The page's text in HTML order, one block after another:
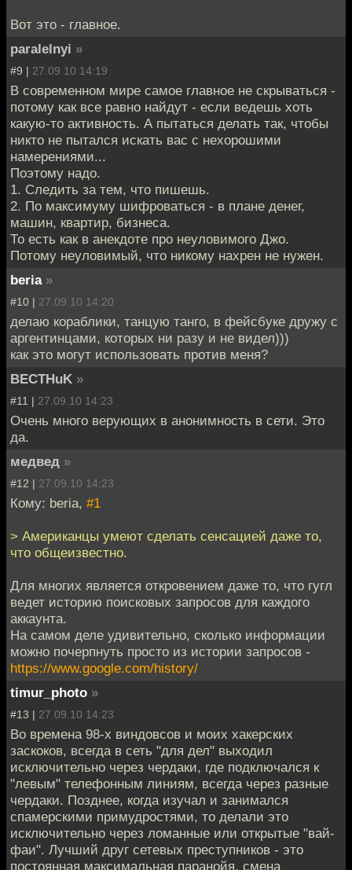
Вот это - главное.
paralelnyi »
#9 | 27.09.10 14:19
В современном мире самое главное не скрываться -
потому как все равно найдут - если ведешь хоть
какую-то активность. А пытаться делать так, чтобы
никто не пытался искать вас с нехорошими
намерениями...
Поэтому надо.
1. Следить за тем, что пишешь.
2. По максимуму шифроваться - в плане денег,
машин, квартир, бизнеса.
То есть как в анекдоте про неуловимого Джо.
Потому неуловимый, что никому нахрен не нужен.
beria »
#10 | 27.09.10 14:20
делаю кораблики, танцую танго, в фейсбуке дружу с
аргентинцами, которых ни разу и не видел)))
как это могут использовать против меня?
BECTHuK »
#11 | 27.09.10 14:23
Очень много верующих в анонимность в сети. Это
да.
медвед »
#12 | 27.09.10 14:23
Кому: beria, #1
> Американцы умеют сделать сенсацией даже то,
что общеизвестно.
Для многих является откровением даже то, что гугл
ведет историю поисковых запросов для каждого
аккаунта.
На самом деле удивительно, сколько информации
можно почерпнуть просто из истории запросов -
https://www.google.com/history/
timur_photo »
#13 | 27.09.10 14:23
Во времена 98-х виндовсов и моих хакерских
заскоков, всегда в сеть "для дел" выходил
исключительно через чердаки, где подключался к
"левым" телефонным линиям, всегда через разные
чердаки. Позднее, когда изучал и занимался
спамерскими примудростями, то делали это
исключительно через ломанные или открытые "вай-
фаи". Лучший друг сетевых преступников - это
постоянная максимальная паранойя, смена